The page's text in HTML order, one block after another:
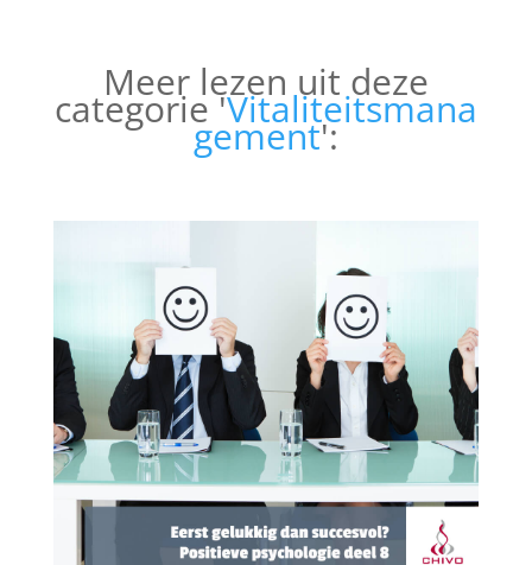
Meer lezen uit deze
categorie 'Vitaliteitsmana
gement':